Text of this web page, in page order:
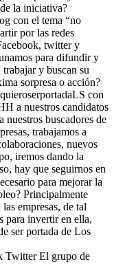
la iniciativa?
con el tema “no
por las redes
twitter y
para difundir y
y buscan su
sorpresa o acción?
con
a nuestros candidatos
nuestros buscadores de
trabajamos a
nuevos
iremos dando la
hay que seguirnos en
para mejorar la
Principalmente
empresas, de tal
para invertir en ella,
ser portada de Los
Twitter El grupo de